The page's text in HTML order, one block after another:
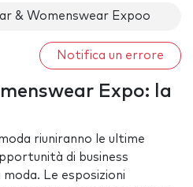
& Womenswear Expoo
Notifica un errore
Expo: la
riuniranno le ultime
di business
Le esposizioni